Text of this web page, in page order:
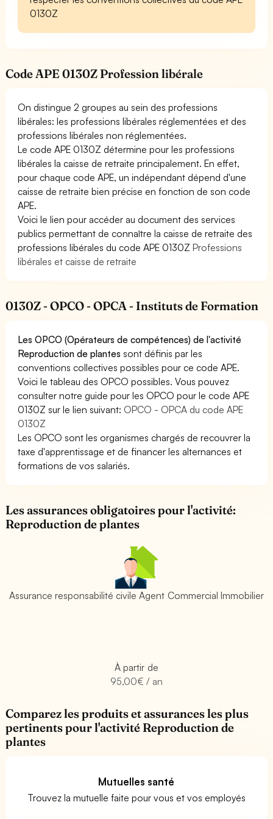
0130Z
Code APE 0130Z Profession libérale
On distingue 2 groupes au sein des professions
libérales: les professions libérales réglementées et des
professions libérales non réglementées.
Le code APE 0130Z détermine pour les professions
libérales la caisse de retraite principalement. En effet,
pour chaque code APE, un indépendant dépend d'une
caisse de retraite bien précise en fonction de son code
APE.
Voici le lien pour accéder au document des services
publics permettant de connaître la caisse de retraite des
professions libérales du code APE 0130ZProfessions
libérales et caisse de retraite
0130Z - OPCO - OPCA - Instituts de Formation
Les OPCO (Opérateurs de compétences) de l'activité
Reproduction de plantes sont définis par les
conventions collectives possibles pour ce code APE.
Voici le tableau des OPCO possibles. Vous pouvez
consulter notre guide pour les OPCO pour le code APE
0130Z sur le lien suivant: OPCO - OPCA du code APE
0130Z
Les OPCO sont les organismes chargés de recouvrer la
taxe d'apprentissage et de financer les alternances et
formations de vos salariés.
Les assurances obligatoires pour l'activité:
Reproduction de plantes
Assurance responsabilité civile Agent Commercial Immobilier
À partir de
95,00€ / an
Comparez les produits et assurances les plus
pertinents pour l'activité Reproduction de
plantes
Mutuelles santé
Trouvez la mutuelle faite pour vous et vos employés